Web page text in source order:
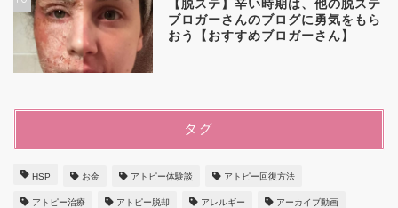
【脱ステ】辛い時期は、他の脱ステ
ブロガーさんのブログに勇気をもら
おう【おすすめブロガーさん】
タグ
HSP お金 アトピー体験談 アトピー回復方法
アトピー治療 アトピー脱却 アレルギー アーカイブ動画